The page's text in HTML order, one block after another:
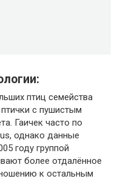
птиц семейства
с пушистым
Гаичек часто по
однако данные
году группой
более отдалённое
к остальным